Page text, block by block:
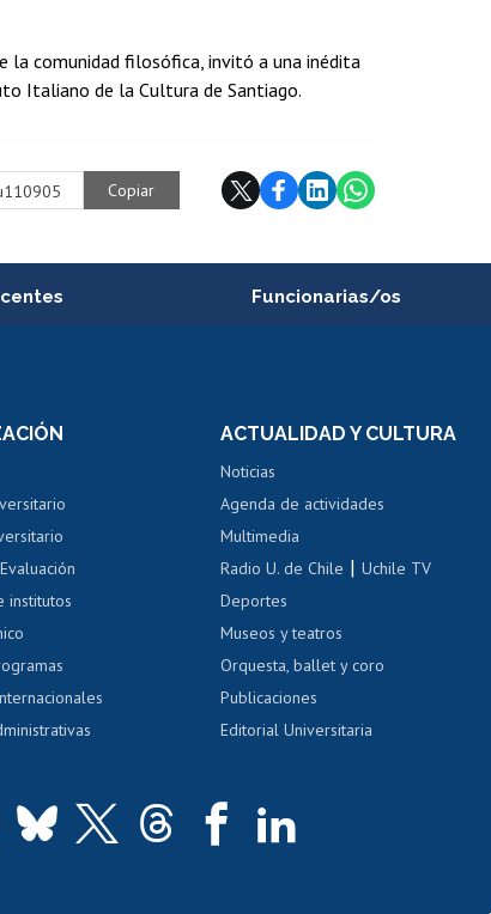
la comunidad filosófica, invitó a una inédita
Italiano de la Cultura de Santiago.
Copiar
docente
académica
al AUCAI
Funcionarias/os
Portal de movilidad interna
Certificado de renta
Certificado de renta
TUI Acoso laboral, sexual y violencia
institutos
ACTUALIDAD Y CULTURA
Noticias
Agenda de actividades
Multimedia
Radio U. de Chile |Uchile TV
Deportes
Museos y teatros
Orquesta, ballet y coro
Publicaciones
Editorial Universitaria